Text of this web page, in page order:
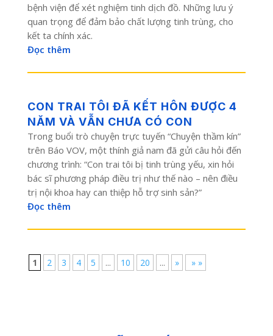
bệnh viện để xét nghiệm tinh dịch đồ. Những lưu ý
quan trọng để đảm bảo chất lượng tinh trùng, cho
kết ta chính xác.
Đọc thêm
CON TRAI TÔI ĐÃ KẾT HÔN ĐƯỢC 4
NĂM VÀ VẪN CHƯA CÓ CON
Trong buổi trò chuyện trực tuyến “Chuyện thầm kín”
trên Báo VOV, một thính giả nam đã gửi câu hỏi đến
chương trình: “Con trai tôi bị tinh trùng yếu, xin hỏi
bác sĩ phương pháp điều trị như thế nào – nên điều
trị nội khoa hay can thiệp hỗ trợ sinh sản?”
Đọc thêm
1 2 3 4 5 ... 10 20 ... » » »